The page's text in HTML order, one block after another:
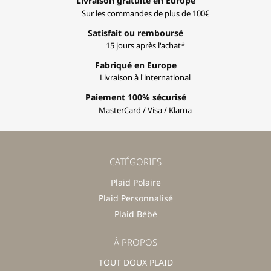
Sur les commandes de plus de 100€
Satisfait ou remboursé
15 jours après l'achat*
Fabriqué en Europe
Livraison à l'international
Paiement 100% sécurisé
MasterCard / Visa / Klarna
CATÉGORIES
Plaid Polaire
Plaid Personnalisé
Plaid Bébé
À PROPOS
TOUT DOUX PLAID